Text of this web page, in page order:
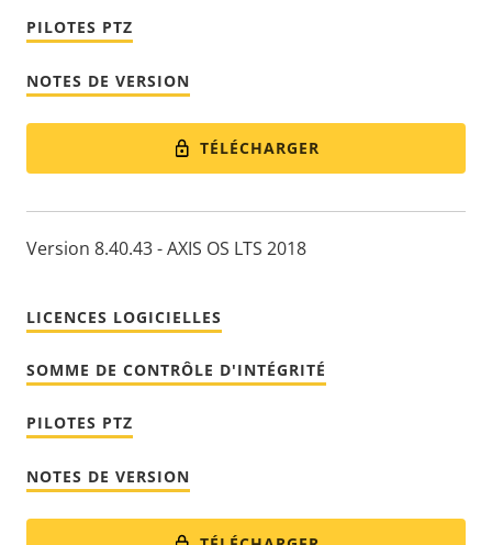
PILOTES PTZ
NOTES DE VERSION
TÉLÉCHARGER
Version 8.40.43 - AXIS OS LTS 2018
LICENCES LOGICIELLES
SOMME DE CONTRÔLE D'INTÉGRITÉ
PILOTES PTZ
NOTES DE VERSION